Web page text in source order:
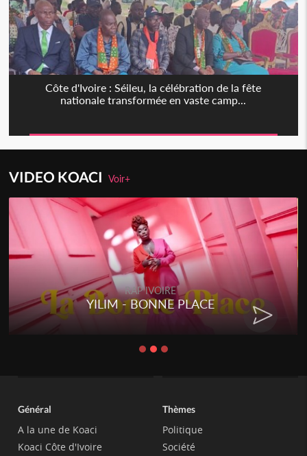
Côte d'Ivoire : Séileu, la célébration de la fête
nationale transformée en vaste camp...
VIDEO KOACIVoir+
RAP IVOIRE
YILIM - BONNE PLACE
Général
A la une de Koaci
Koaci Côte d'Ivoire
Thèmes
Politique
Société